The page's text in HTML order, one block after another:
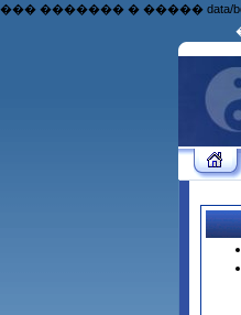
��� ������� � �����